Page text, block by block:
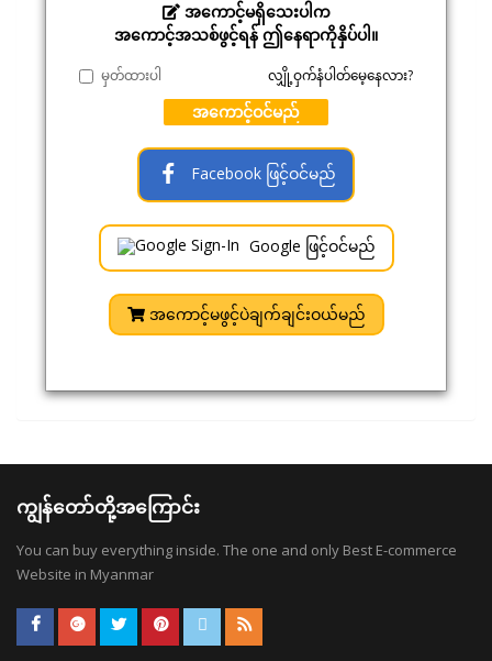
အကောင့်မရှိသေးပါက
အကောင့်အသစ်ဖွင့်ရန် ဤနေရာကိုနှိပ်ပါ။
မှတ်ထားပါ လျှို့ဝှက်နံပါတ်မေ့နေလား?
အကောင့်ဝင်မည်
Facebook ဖြင့်ဝင်မည်
Google ဖြင့်ဝင်မည်
အကောင့်မဖွင့်ပဲချက်ချင်းဝယ်မည်
ကျွန်တော်တို့အကြောင်း
You can buy everything inside. The one and only Best E-commerce
Website in Myanmar